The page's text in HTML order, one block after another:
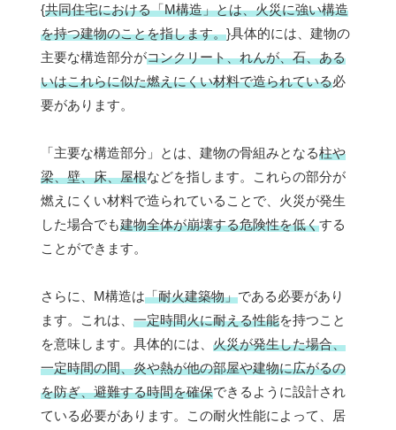
{共同住宅における「M構造」とは、火災に強い構造
を持つ建物のことを指します。}具体的には、建物の
主要な構造部分がコンクリート、れんが、石、ある
いはこれらに似た燃えにくい材料で造られている必
要があります。
「主要な構造部分」とは、建物の骨組みとなる柱や
梁、壁、床、屋根などを指します。これらの部分が
燃えにくい材料で造られていることで、火災が発生
した場合でも建物全体が崩壊する危険性を低くする
ことができます。
さらに、M構造は「耐火建築物」である必要があり
ます。これは、 一定時間火に耐える性能を持つこと
を意味します。具体的には、 火災が発生した場合、
一定時間の間、炎や熱が他の部屋や建物に広がるの
を防ぎ、避難する時間を確保できるように設計され
ている必要があります。この耐火性能によって、居